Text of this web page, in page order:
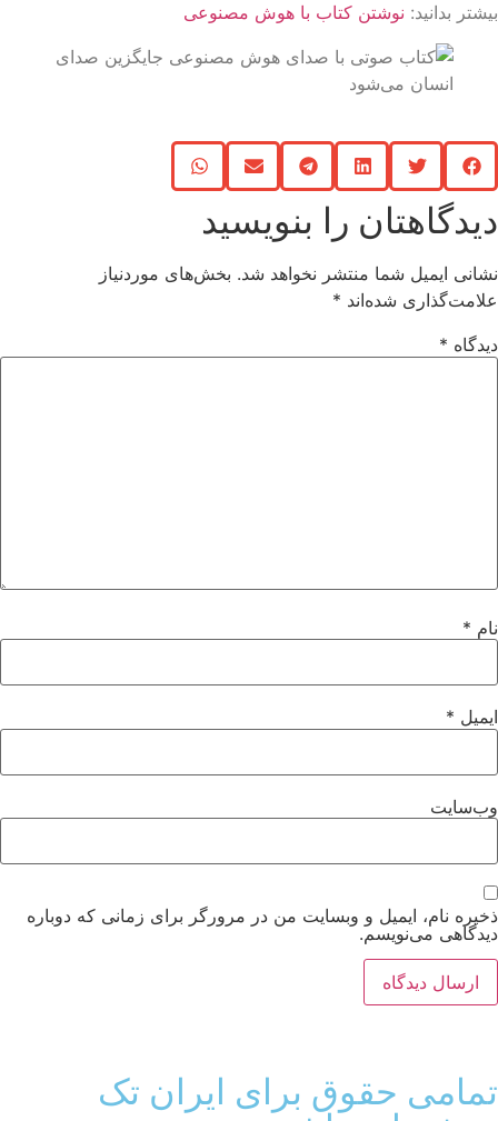
بدانید:نوشتن کتاب با هوش مصنوعی
را بنویسید
ایمیل شما منتشر نخواهد شد. بخش‌های موردنیاز
شده‌اند*
*
*
*
نام، ایمیل و وبسایت من در مرورگر برای زمانی که دوباره
می‌نویسم.
حقوق برای ایران تک